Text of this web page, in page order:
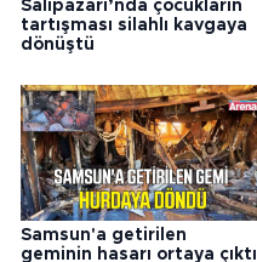
Salıpazarı’nda çocukların
tartışması silahlı kavgaya
dönüştü
Samsun'a getirilen
geminin hasarı ortaya çıktı